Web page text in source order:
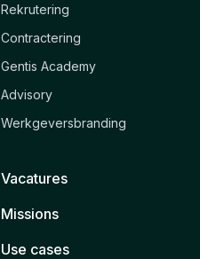
Rekrutering
Contractering
Gentis Academy
Advisory
Werkgeversbranding
Vacatures
Missions
Use cases